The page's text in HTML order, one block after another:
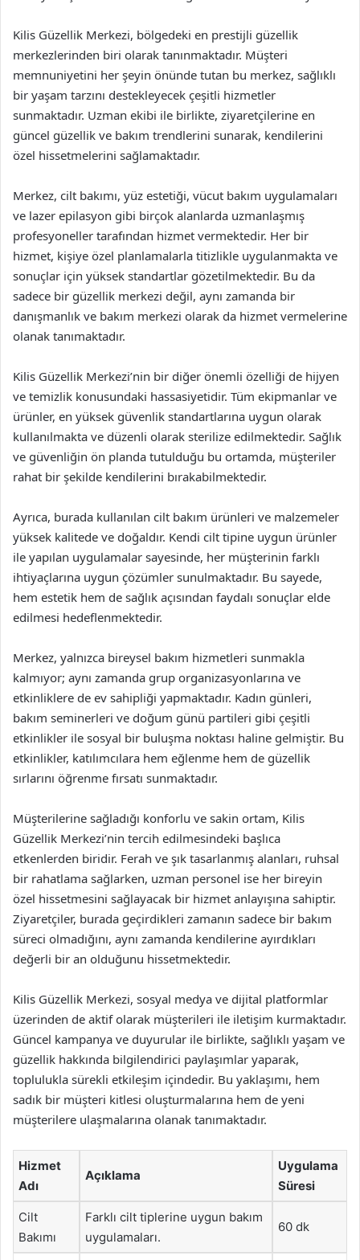
Kilis Güzellik Merkezi, bölgedeki en prestijli güzellik
merkezlerinden biri olarak tanınmaktadır. Müşteri
memnuniyetini her şeyin önünde tutan bu merkez, sağlıklı
bir yaşam tarzını destekleyecek çeşitli hizmetler
sunmaktadır. Uzman ekibi ile birlikte, ziyaretçilerine en
güncel güzellik ve bakım trendlerini sunarak, kendilerini
özel hissetmelerini sağlamaktadır.
Merkez, cilt bakımı, yüz estetiği, vücut bakım uygulamaları
ve lazer epilasyon gibi birçok alanlarda uzmanlaşmış
profesyoneller tarafından hizmet vermektedir. Her bir
hizmet, kişiye özel planlamalarla titizlikle uygulanmakta ve
sonuçlar için yüksek standartlar gözetilmektedir. Bu da
sadece bir güzellik merkezi değil, aynı zamanda bir
danışmanlık ve bakım merkezi olarak da hizmet vermelerine
olanak tanımaktadır.
Kilis Güzellik Merkezi’nin bir diğer önemli özelliği de hijyen
ve temizlik konusundaki hassasiyetidir. Tüm ekipmanlar ve
ürünler, en yüksek güvenlik standartlarına uygun olarak
kullanılmakta ve düzenli olarak sterilize edilmektedir. Sağlık
ve güvenliğin ön planda tutulduğu bu ortamda, müşteriler
rahat bir şekilde kendilerini bırakabilmektedir.
Ayrıca, burada kullanılan cilt bakım ürünleri ve malzemeler
yüksek kalitede ve doğaldır. Kendi cilt tipine uygun ürünler
ile yapılan uygulamalar sayesinde, her müşterinin farklı
ihtiyaçlarına uygun çözümler sunulmaktadır. Bu sayede,
hem estetik hem de sağlık açısından faydalı sonuçlar elde
edilmesi hedeflenmektedir.
Merkez, yalnızca bireysel bakım hizmetleri sunmakla
kalmıyor; aynı zamanda grup organizasyonlarına ve
etkinliklere de ev sahipliği yapmaktadır. Kadın günleri,
bakım seminerleri ve doğum günü partileri gibi çeşitli
etkinlikler ile sosyal bir buluşma noktası haline gelmiştir. Bu
etkinlikler, katılımcılara hem eğlenme hem de güzellik
sırlarını öğrenme fırsatı sunmaktadır.
Müşterilerine sağladığı konforlu ve sakin ortam, Kilis
Güzellik Merkezi’nin tercih edilmesindeki başlıca
etkenlerden biridir. Ferah ve şık tasarlanmış alanları, ruhsal
bir rahatlama sağlarken, uzman personel ise her bireyin
özel hissetmesini sağlayacak bir hizmet anlayışına sahiptir.
Ziyaretçiler, burada geçirdikleri zamanın sadece bir bakım
süreci olmadığını, aynı zamanda kendilerine ayırdıkları
değerli bir an olduğunu hissetmektedir.
Kilis Güzellik Merkezi, sosyal medya ve dijital platformlar
üzerinden de aktif olarak müşterileri ile iletişim kurmaktadır.
Güncel kampanya ve duyurular ile birlikte, sağlıklı yaşam ve
güzellik hakkında bilgilendirici paylaşımlar yaparak,
toplulukla sürekli etkileşim içindedir. Bu yaklaşımı, hem
sadık bir müşteri kitlesi oluşturmalarına hem de yeni
müşterilere ulaşmalarına olanak tanımaktadır.
Hizmet
Adı
Açıklama
Uygulama
Süresi
Cilt
Bakımı
Farklı cilt tiplerine uygun bakım
uygulamaları.
60 dk